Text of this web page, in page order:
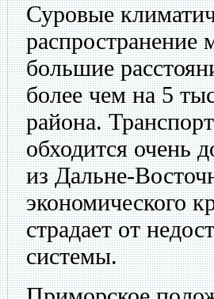
Суровые
распространение
большие
более чем на 5
района.
обходится очень
из Дальне-
экономического
страдает от
системы.